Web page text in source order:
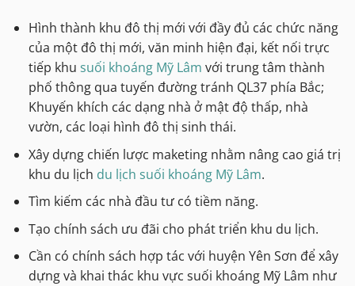
Hình thành khu đô thị mới với đầy đủ các chức năng
của một đô thị mới, văn minh hiện đại, kết nối trực
tiếp khu suối khoáng Mỹ Lâm với trung tâm thành
phố thông qua tuyến đường tránh QL37 phía Bắc;
Khuyến khích các dạng nhà ở mật độ thấp, nhà
vườn, các loại hình đô thị sinh thái.
Xây dựng chiến lược maketing nhằm nâng cao giá trị
khu du lịch du lịch suối khoáng Mỹ Lâm.
Tìm kiếm các nhà đầu tư có tiềm năng.
Tạo chính sách ưu đãi cho phát triển khu du lịch.
Cần có chính sách hợp tác với huyện Yên Sơn để xây
dựng và khai thác khu vực suối khoáng Mỹ Lâm như